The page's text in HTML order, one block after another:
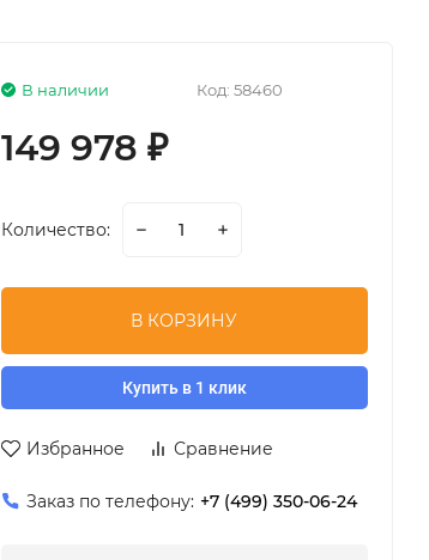
Код: 58460
В наличии
149 978 ₽
Количество:
В КОРЗИНУ
Купить в 1 клик
Избранное Сравнение
Заказ по телефону: +7 (499) 350-06-24